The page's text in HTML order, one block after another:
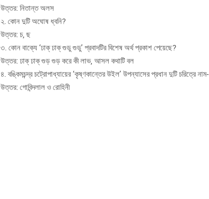
উত্তর: নিতান্ত অলস
২. কোন দুটি অঘোষ ধ্বনি?
উত্তর: চ, ছ
৩. কোন বাক্যে ‘ঢাক্ ঢাক্ গুডু গুডু’ প্রবাদটির বিশেষ অর্থ প্রকাশ পেয়েছে?
উত্তর: ঢাক্ ঢাক্ গুড় গুড় করে কী লাভ, আসল কথাটি বল
৪. বঙ্কিমচন্দ্র চট্রোপাধ্যায়ের ‘কৃষ্ণকান্তের উইল’ উপন্যাসের প্রধান দুটি চরিত্রে নাম-
উত্তর: গোবিন্দলাল ও রোহিনী